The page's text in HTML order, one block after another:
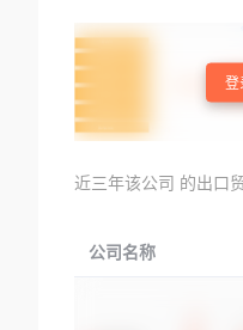
登
近三年该公司 的出口
公司名称